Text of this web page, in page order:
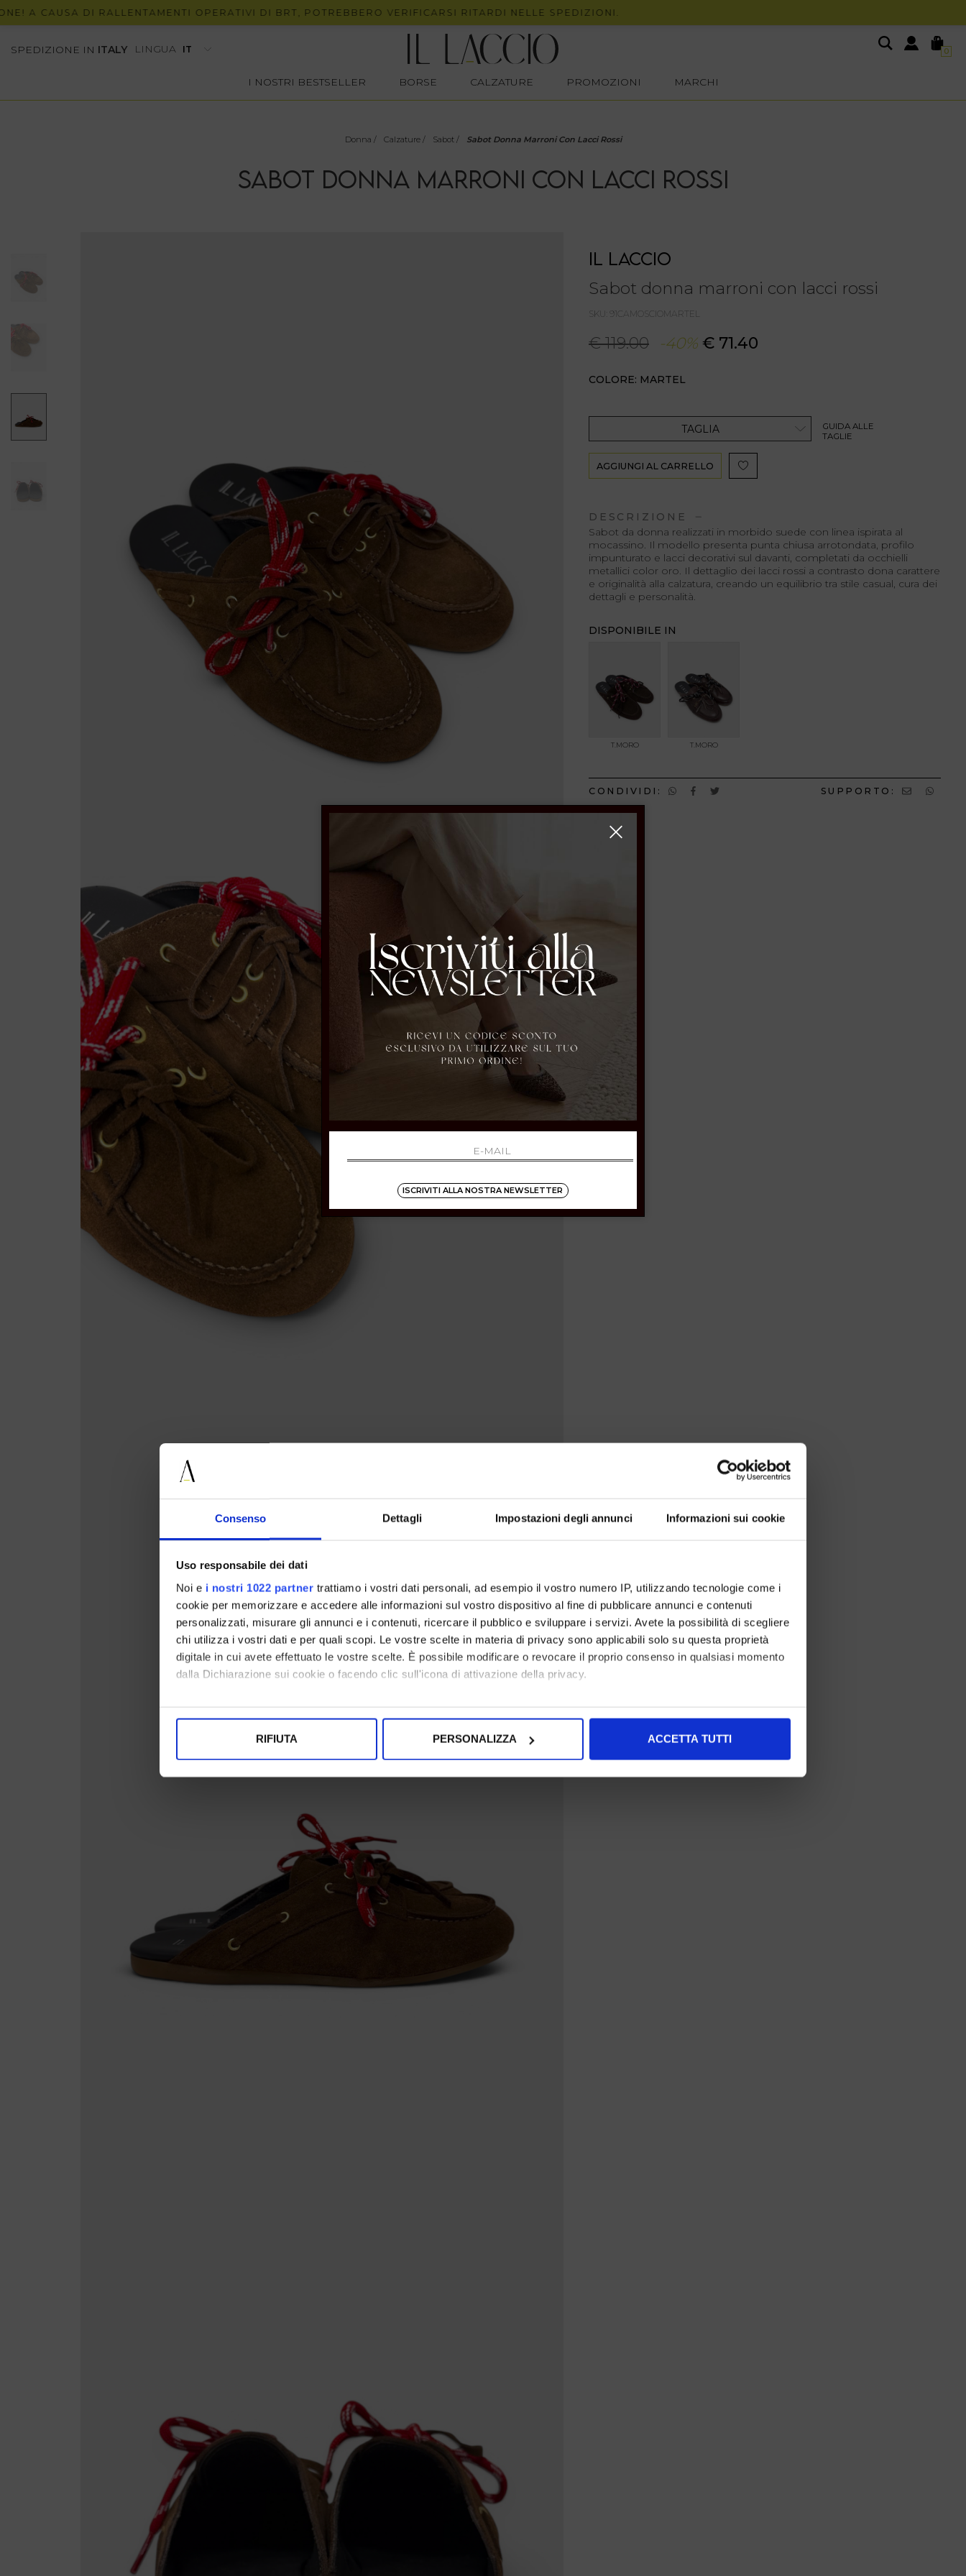
Consenso Dettagli Impostazioni degli annunci Informazioni sui cookie
Uso responsabile dei dati
Noi e i nostri 1022 partner trattiamo i vostri dati personali, ad esempio il vostro numero IP, utilizzando tecnologie come i
cookie per memorizzare e accedere alle informazioni sul vostro dispositivo al fine di pubblicare annunci e contenuti
personalizzati, misurare gli annunci e i contenuti, ricercare il pubblico e sviluppare i servizi. Avete la possibilità di scegliere
chi utilizza i vostri dati e per quali scopi. Le vostre scelte in materia di privacy sono applicabili solo su questa proprietà
digitale in cui avete effettuato le vostre scelte. È possibile modificare o revocare il proprio consenso in qualsiasi momento
dalla Dichiarazione sui cookie o facendo clic sull'icona di attivazione della privacy.
Con il tuo consenso, vorremmo anche:
Identificare il tuo dispositivo, scansionandolo attivamente alla ricerca di caratteristiche specifiche (impronte
digitali).
Utilizziamo i cookie per personalizzare contenuti ed annunci, per fornire funzionalità dei social media e per analizzare il
nostro traffico. Condividiamo inoltre informazioni sul modo in cui utilizza il nostro sito con i nostri partner che si occupano
di analisi dei dati web, pubblicità e social media, i quali potrebbero combinarle con altre informazioni che ha fornito loro o
che hanno raccolto dal suo utilizzo dei loro servizi.
RIFIUTA PERSONALIZZA ACCETTA TUTTI
CAUSA DI RALLENTAMENTI OPERATIVI DI BRT, POTREBBERO VERIFICARSI RITARDI NELLE SPEDIZIONI.
SPEDIZIONE IN ITALY LINGUA 0
I NOSTRI BESTSELLER BORSE CALZATURE PROMOZIONI MARCHI
Donna / Calzature/ Sabot/ Sabot Donna Marroni Con Lacci Rossi
SABOT DONNA MARRONI CON LACCI ROSSI
IL LACCIO
Sabot donna marroni con lacci rossi
SKU: 91CAMOSCIOMARTEL
€ 119.00 -40% € 71.40
COLORE: MARTEL
GUIDA ALLE
TAGLIE
TAGLIA
AGGIUNGI AL CARRELLO
DESCRIZIONE
Sabot da donna realizzati in morbido suede con linea ispirata al
mocassino. Il modello presenta punta chiusa arrotondata, profilo
impunturato e lacci decorativi sul davanti, completati da occhielli
metallici color oro. Il dettaglio dei lacci rossi a contrasto dona carattere
e originalità alla calzatura, creando un equilibrio tra stile casual, cura dei
dettagli e personalità.
DISPONIBILE IN
T.MORO T.MORO
CONDIVIDI: SUPPORTO:
ISCRIVITI ALLA NOSTRA NEWSLETTER